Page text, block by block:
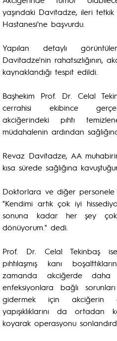
yaşındaki Davitadze, ileri
Hastanesi'ne başvurdu.
Yapılan detaylı
Davitadze'nin rahatsızlığının,
kaynaklandığı tespit edildi.
Başhekim Prof. Dr. Celal
cerrahisi ekibince
akciğerindeki pıhtı
müdahalenin ardından
Revaz Davitadze, AA
kısa sürede sağlığına
Doktorlara ve diğer
"Kendimi artık çok iyi
sonuna kadar her şey
dönüyorum." dedi.
Prof. Dr. Celal Tekinbaş
pıhtılaşmış kanı
zamanda akciğerde
enfeksiyonlara bağlı
gidermek için akciğerin
yapışıklıklarını da
koyarak operasyonu